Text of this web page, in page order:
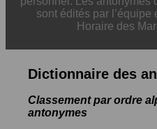
sont édités par
Horaire des
Dictionnaire des
Classement par ordre
antonymes